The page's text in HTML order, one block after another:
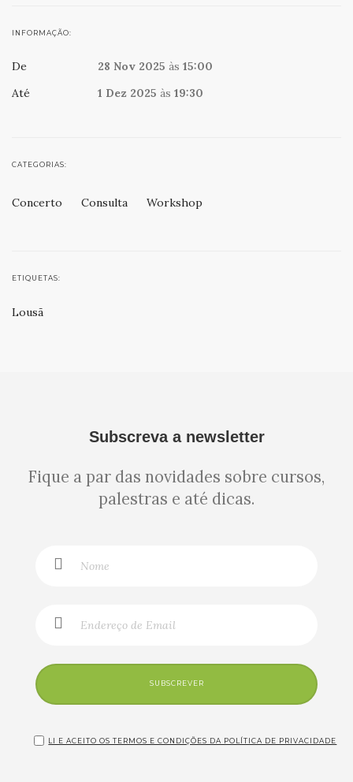
INFORMAÇÃO:
De 28 Nov 2025 às 15:00
Até
1 Dez 2025 às 19:30
CATEGORIAS:
Concerto Consulta Workshop
ETIQUETAS:
Lousã
Subscreva a newsletter
Fique a par das novidades sobre cursos,
palestras e até dicas.
SUBSCREVER
LI E ACEITO OS TERMOS E CONDIÇÕES DA POLÍTICA DE PRIVACIDADE